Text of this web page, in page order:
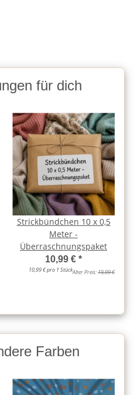
für dich
Strickbündchen 10 x 0,5
Meter -
Überraschnungspaket
10,99 € *
10,99 € pro 1 StückAlter Preis:19,99 €
Farben